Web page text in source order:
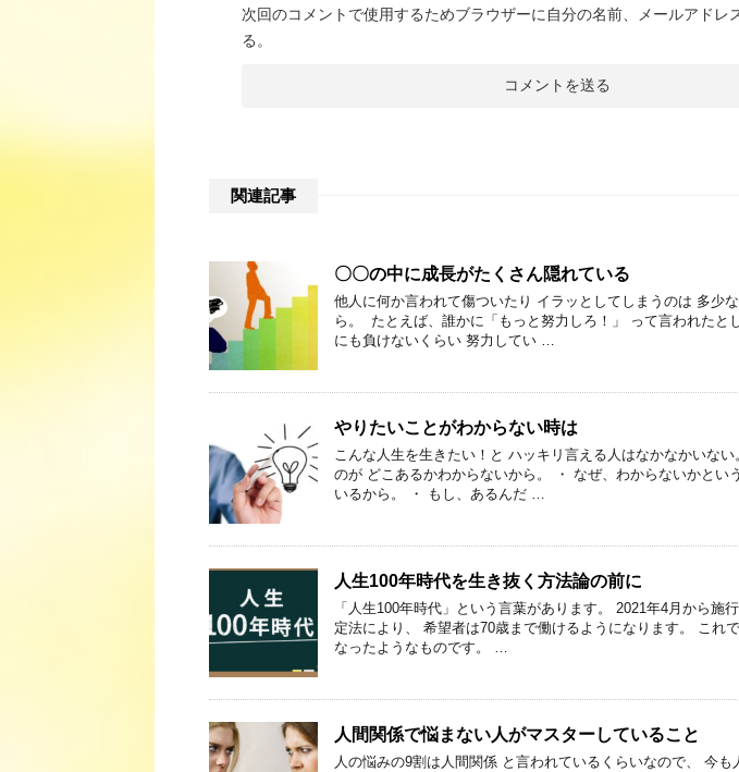
次回のコメントで使用するためブラウザーに自分の名前、メールアドレ
る。
関連記事
〇〇の中に成長がたくさん隠れている
他人に何か言われて傷ついたり イラッとしてしまうのは 多少
ら。 ⁡ たとえば、誰かに「もっと努力しろ！」 って言われたと
にも負けないくらい 努力してい …
やりたいことがわからない時は
こんな人生を生きたい！と ハッキリ言える人はなかなかいな
のが どこあるかわからないから。 ・ なぜ、わからないかとい
いるから。 ・ もし、あるんだ …
人生100年時代を生き抜く方法論の前に
「人生100年時代」という言葉があります。 2021年4月から施
定法により、 希望者は70歳まで働けるようになります。 これ
なったようなものです。 …
人間関係で悩まない人がマスターしていること
人の悩みの9割は人間関係 と言われているくらいなので、 今も